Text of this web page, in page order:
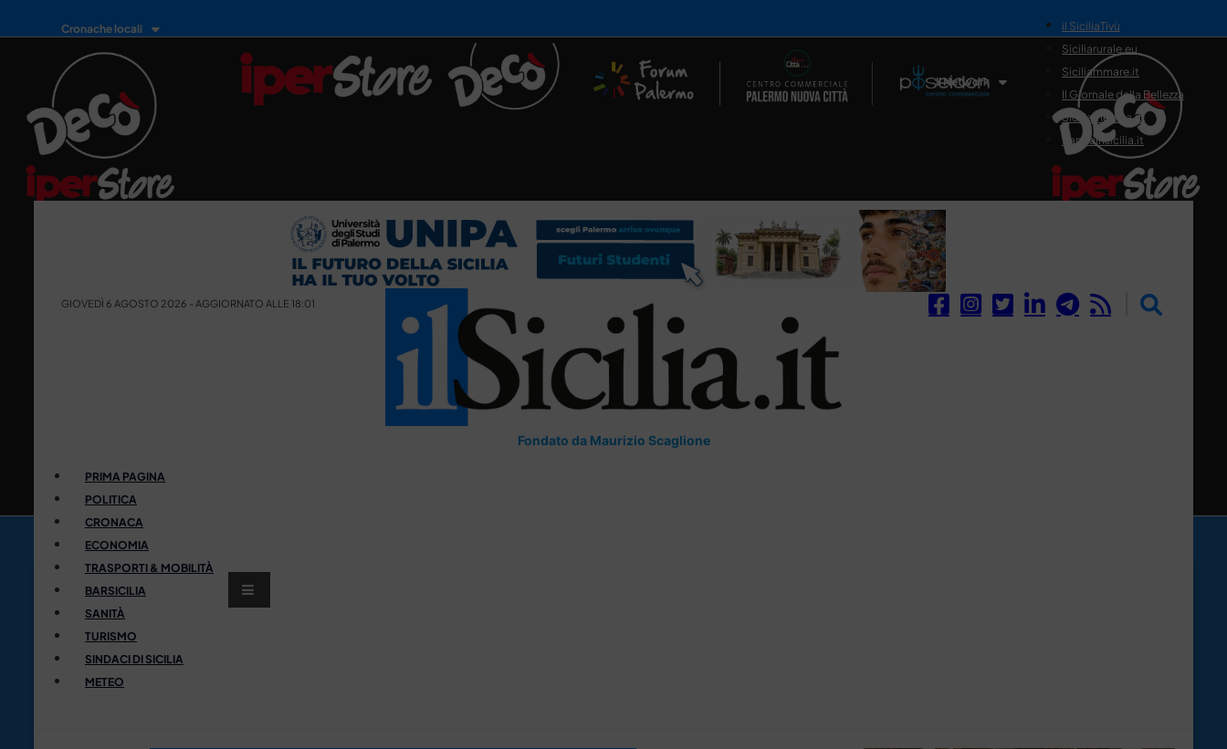
Cronache locali
Il Network
il SiciliaTivù
Siciliarurale.eu
Siciliammare.it
Il Giornale della Bellezza
Siciliamedica.it
Sanitainsicilia.it
GIOVEDÌ 6 AGOSTO 2026 - AGGIORNATO ALLE 18:01
Fondato da Maurizio Scaglione
PRIMA PAGINA
POLITICA
CRONACA
ECONOMIA
TRASPORTI & MOBILITÀ
BARSICILIA
SANITÀ
TURISMO
SINDACI DI SICILIA
METEO